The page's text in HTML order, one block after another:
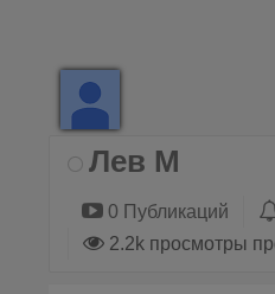
Лев М
0 Публикаций
2.2k просмотры